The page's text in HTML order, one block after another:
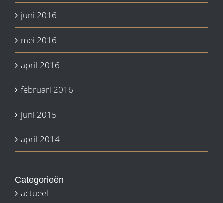
juni 2016
mei 2016
april 2016
februari 2016
juni 2015
april 2014
Categorieën
actueel